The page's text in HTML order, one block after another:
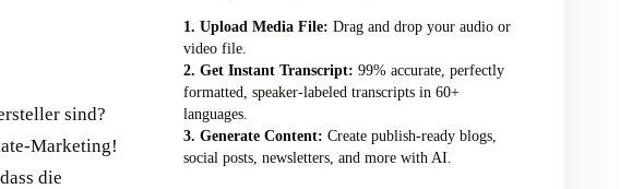
sind?
Marketing!
die
Upload Media File: Drag and drop your audio or
video file.
Get Instant Transcript: 99% accurate, perfectly
formatted, speaker-labeled transcripts in 60+
languages.
Generate Content: Create publish-ready blogs,
social posts, newsletters, and more with AI.